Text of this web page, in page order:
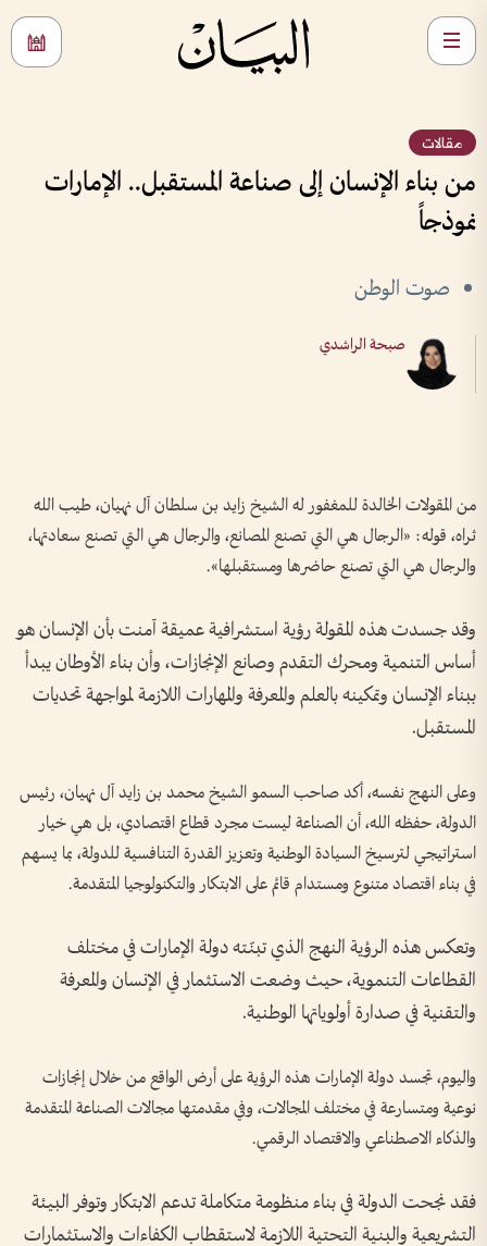
مقالات
من بناء الإنسان إلى صناعة المستقبل.. الإمارات
نموذجاً
صوت الوطن
صبحة الراشدي
من المقولات الخالدة للمغفور له الشيخ زايد بن سلطان آل نهيان، طيب الله
ثراه، قوله: «الرجال هي التي تصنع المصانع، والرجال هي التي تصنع سعادتها،
والرجال هي التي تصنع حاضرها ومستقبلها».
وقد جسدت هذه المقولة رؤية استشرافية عميقة آمنت بأن الإنسان هو
أساس التنمية ومحرك التقدم وصانع الإنجازات، وأن بناء الأوطان يبدأ
ببناء الإنسان وتمكينه بالعلم والمعرفة والمهارات اللازمة لمواجهة تحديات
المستقبل.
وعلى النهج نفسه، أكد صاحب السمو الشيخ محمد بن زايد آل نهيان، رئيس
الدولة، حفظه الله، أن الصناعة ليست مجرد قطاع اقتصادي، بل هي خيار
استراتيجي لترسيخ السيادة الوطنية وتعزيز القدرة التنافسية للدولة، بما يسهم
في بناء اقتصاد متنوع ومستدام قائم على الابتكار والتكنولوجيا المتقدمة.
وتعكس هذه الرؤية النهج الذي تبنّته دولة الإمارات في مختلف
القطاعات التنموية، حيث وضعت الاستثمار في الإنسان والمعرفة
والتقنية في صدارة أولوياتها الوطنية.
واليوم، تجسد دولة الإمارات هذه الرؤية على أرض الواقع من خلال إنجازات
نوعية ومتسارعة في مختلف المجالات، وفي مقدمتها مجالات الصناعة المتقدمة
والذكاء الاصطناعي والاقتصاد الرقمي.
فقد نجحت الدولة في بناء منظومة متكاملة تدعم الابتكار وتوفر البيئة
التشريعية والبنية التحتية اللازمة لاستقطاب الكفاءات والاستثمارات